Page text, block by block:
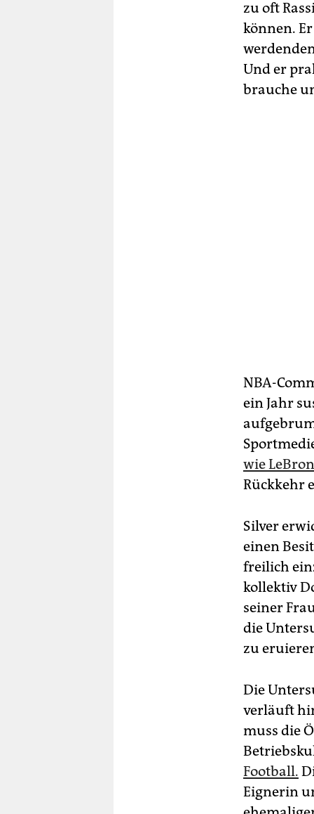
zu oft
können.
Und er
brauche
NBA-
ein Jahr
wie
Rückkehr
Silver
einen
freilich
kollektiv
seiner
die
zu
Die
verläuft
muss die
Football.
Eignerin